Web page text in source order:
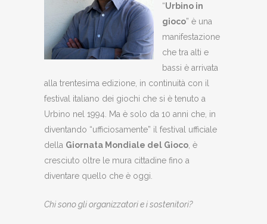
“Urbino in
gioco” è una
manifestazione
che tra alti e
bassi è arrivata
alla trentesima edizione, in continuità con il
festival italiano dei giochi che si è tenuto a
Urbino nel 1994. Ma è solo da 10 anni che, in
diventando “ufficiosamente” il festival ufficiale
della Giornata Mondiale del Gioco , è
cresciuto oltre le mura cittadine fino a
diventare quello che è oggi.
Chi sono gli organizzatori e i sostenitori?